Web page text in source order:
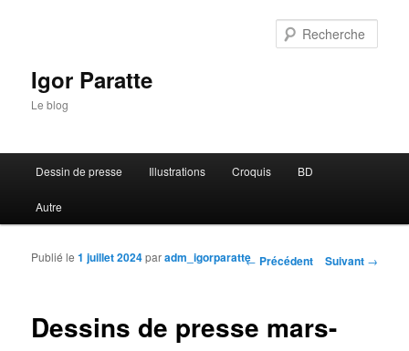
Igor Paratte
Le blog
Aller au contenu principal
Aller au contenu secondaire
Dessin de presse Illustrations Croquis BD
Autre
Navigation des articles
← Précédent Suivant →
Dessins de presse mars-
Publié le1 juillet 2024paradm_igorparatte